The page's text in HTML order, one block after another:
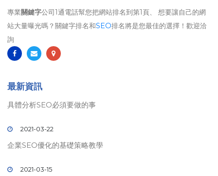
專業關鍵字公司1通電話幫您把網站排名到第1頁、 想要讓自己的網
站大量曝光嗎？關鍵字排名和SEO排名將是您最佳的選擇！歡迎洽
詢
最新資訊
具體分析SEO必須要做的事
2021-03-22
企業SEO優化的基礎策略教學
2021-03-15